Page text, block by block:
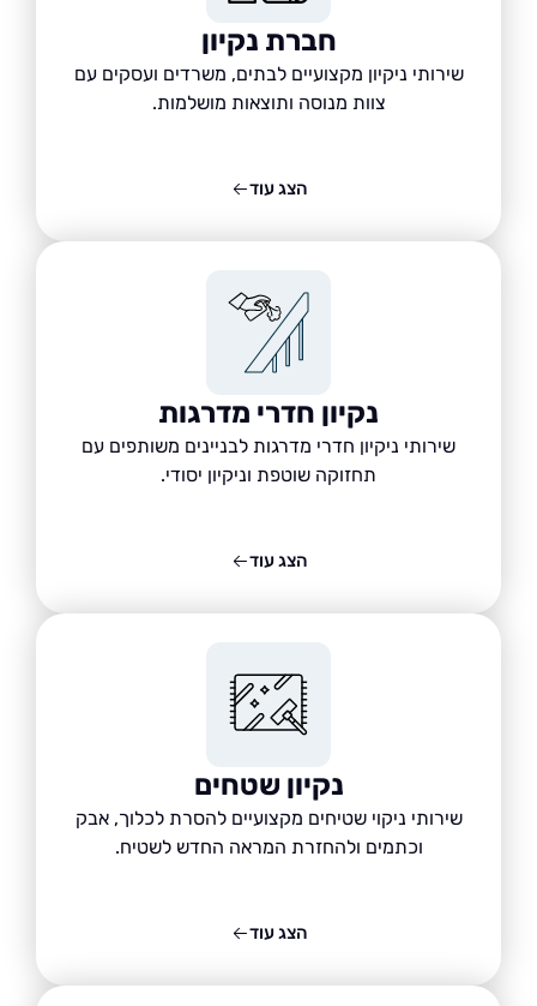
חברת נקיון
שירותי ניקיון מקצועיים לבתים, משרדים ועסקים עם
צוות מנוסה ותוצאות מושלמות.
נקיון חדרי מדרגות
שירותי ניקיון חדרי מדרגות לבניינים משותפים עם
תחזוקה שוטפת וניקיון יסודי.
נקיון שטחים
שירותי ניקוי שטיחים מקצועיים להסרת לכלוך, אבק
וכתמים ולהחזרת המראה החדש לשטיח.